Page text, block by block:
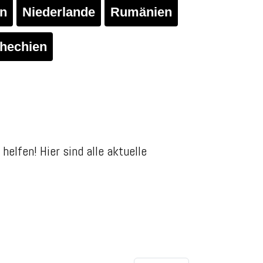
Niederlande Rumänien
helfen! Hier sind alle aktuelle